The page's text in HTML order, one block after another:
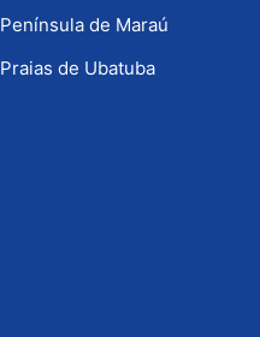
Península de Maraú
Praias de Ubatuba